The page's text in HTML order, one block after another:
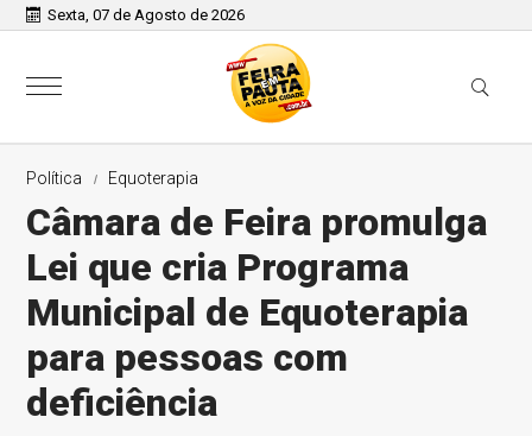
Sexta, 07 de Agosto de 2026
Política Equoterapia
Câmara de Feira promulga
Lei que cria Programa
Municipal de Equoterapia
para pessoas com
deficiência